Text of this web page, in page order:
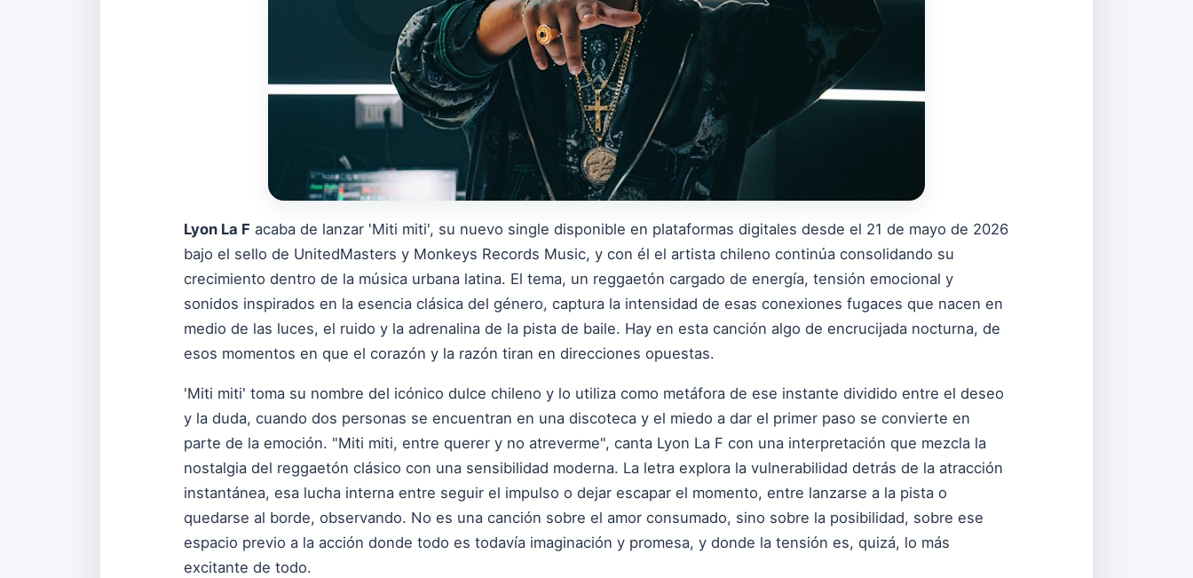
Lyon La F acaba de lanzar 'Miti miti', su nuevo single disponible en plataformas digitales desde el 21 de mayo de 2026
bajo el sello de UnitedMasters y Monkeys Records Music, y con él el artista chileno continúa consolidando su
crecimiento dentro de la música urbana latina. El tema, un reggaetón cargado de energía, tensión emocional y
sonidos inspirados en la esencia clásica del género, captura la intensidad de esas conexiones fugaces que nacen en
medio de las luces, el ruido y la adrenalina de la pista de baile. Hay en esta canción algo de encrucijada nocturna, de
esos momentos en que el corazón y la razón tiran en direcciones opuestas.
'Miti miti' toma su nombre del icónico dulce chileno y lo utiliza como metáfora de ese instante dividido entre el deseo
y la duda, cuando dos personas se encuentran en una discoteca y el miedo a dar el primer paso se convierte en
parte de la emoción. "Miti miti, entre querer y no atreverme", canta Lyon La F con una interpretación que mezcla la
nostalgia del reggaetón clásico con una sensibilidad moderna. La letra explora la vulnerabilidad detrás de la atracción
instantánea, esa lucha interna entre seguir el impulso o dejar escapar el momento, entre lanzarse a la pista o
quedarse al borde, observando. No es una canción sobre el amor consumado, sino sobre la posibilidad, sobre ese
espacio previo a la acción donde todo es todavía imaginación y promesa, y donde la tensión es, quizá, lo más
excitante de todo.